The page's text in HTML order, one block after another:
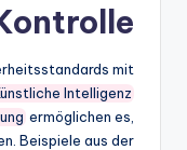
mit
Intelligenz
ermöglichen es,
Beispiele aus der